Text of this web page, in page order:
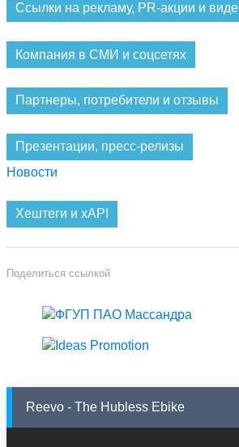
Ссылки на рекламу, PR-акции и
Компания в СМИ и соцсетях
Партнеры, потребители и отзывы
Презентации, пресс-релизы
Новости
Хештеги и xAPI
Поделиться ссылкой
Reevo - The Hubless Ebike